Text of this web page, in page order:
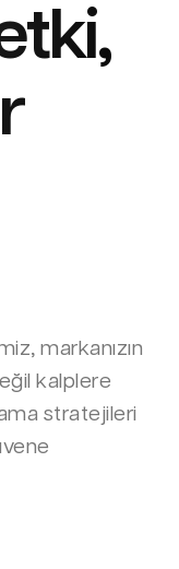
markanızın
kalplere
stratejileri